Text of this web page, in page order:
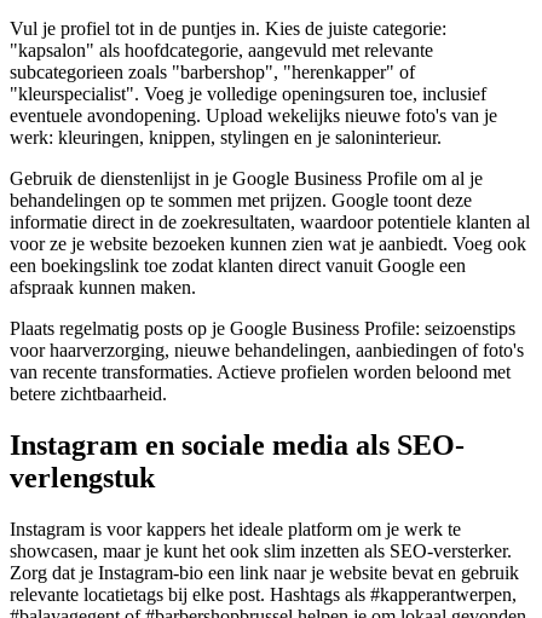
Vul je profiel tot in de puntjes in. Kies de juiste categorie:
"kapsalon" als hoofdcategorie, aangevuld met relevante
subcategorieen zoals "barbershop", "herenkapper" of
"kleurspecialist". Voeg je volledige openingsuren toe, inclusief
eventuele avondopening. Upload wekelijks nieuwe foto's van je
werk: kleuringen, knippen, stylingen en je saloninterieur.
Gebruik de dienstenlijst in je Google Business Profile om al je
behandelingen op te sommen met prijzen. Google toont deze
informatie direct in de zoekresultaten, waardoor potentiele klanten al
voor ze je website bezoeken kunnen zien wat je aanbiedt. Voeg ook
een boekingslink toe zodat klanten direct vanuit Google een
afspraak kunnen maken.
Plaats regelmatig posts op je Google Business Profile: seizoenstips
voor haarverzorging, nieuwe behandelingen, aanbiedingen of foto's
van recente transformaties. Actieve profielen worden beloond met
betere zichtbaarheid.
Instagram en sociale media als SEO-
verlengstuk
Instagram is voor kappers het ideale platform om je werk te
showcasen, maar je kunt het ook slim inzetten als SEO-versterker.
Zorg dat je Instagram-bio een link naar je website bevat en gebruik
relevante locatietags bij elke post. Hashtags als #kapperantwerpen,